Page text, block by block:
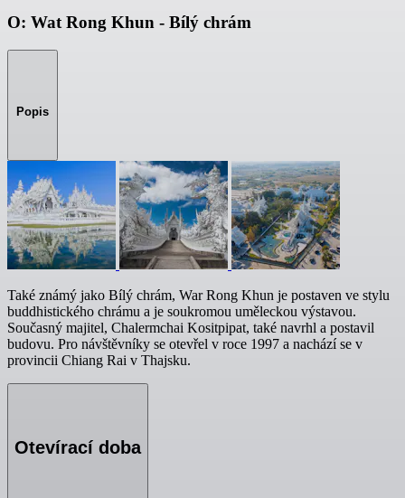
O: Wat Rong Khun - Bílý chrám
Popis
Také známý jako Bílý chrám, War Rong Khun je postaven ve stylu
buddhistického chrámu a je soukromou uměleckou výstavou.
Současný majitel, Chalermchai Kositpipat, také navrhl a postavil
budovu. Pro návštěvníky se otevřel v roce 1997 a nachází se v
provincii Chiang Rai v Thajsku.
Otevírací doba